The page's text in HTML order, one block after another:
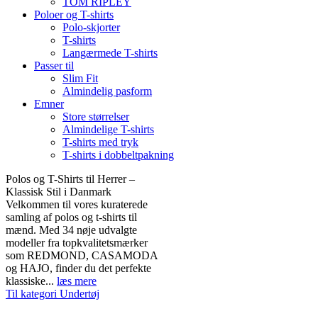
Poloer og T-shirts
Polo-skjorter
T-shirts
Langærmede T-shirts
Passer til
Slim Fit
Almindelig pasform
Emner
Store størrelser
Almindelige T-shirts
T-shirts med tryk
T-shirts i dobbeltpakning
Polos og T-Shirts til Herrer –
Klassisk Stil i Danmark
Velkommen til vores kuraterede
samling af polos og t-shirts til
mænd. Med 34 nøje udvalgte
modeller fra topkvalitetsmærker
som REDMOND, CASAMODA
og HAJO, finder du det perfekte
klassiske... læs mere
Til kategori Undertøj